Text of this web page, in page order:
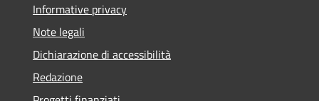
Informative privacy
Note legali
Dichiarazione di accessibilità
Redazione